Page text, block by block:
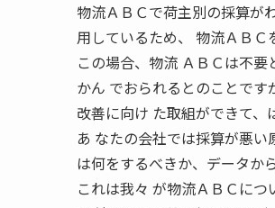
物流ＡＢＣで荷主別の採算が
用しているため、 物流ＡＢＣ
この場合、物流 ＡＢＣは不
かん でおられるとのことです
改善に向け た取組ができて、
あ なたの会社では採算が悪
は何をするべきか、データか
これは我々 が物流ＡＢＣに